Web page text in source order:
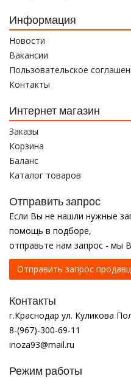
Информация
Новости
Вакансии
Пользовательское
Контакты
Интернет магазин
Заказы
Корзина
Баланс
Каталог товаров
Отправить запрос
Если Вы не нашли нужные
помощь в подборе,
отправьте нам запрос - мы
Отправить запрос
Контакты
г.Краснодар ул. Куликова
8-(967)-300-69-11
inoza93@mail.ru
Режим работы